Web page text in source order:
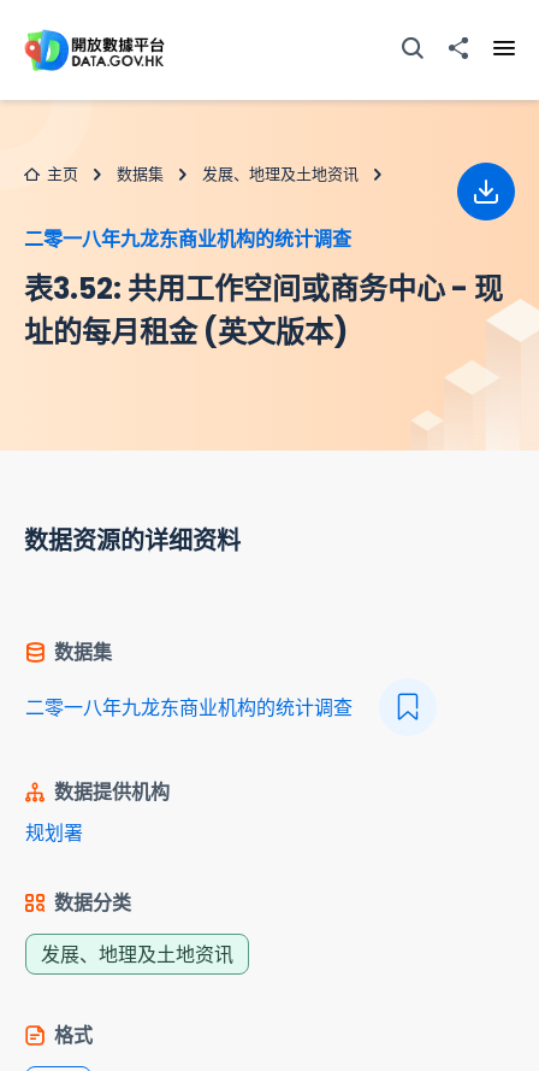
打开搜寻器分享至
主页 数据集 发展、地理及土地资讯
二零一八年九龙东商业机构的统计调查
表3.52: 共用工作空间或商务中心 - 现
址的每月租金 (英文版本)
下载
数据资源的详细资料
数据集
二零一八年九龙东商业机构的统计调查
数据提供机构
规划署
数据分类
发展、地理及土地资讯
格式